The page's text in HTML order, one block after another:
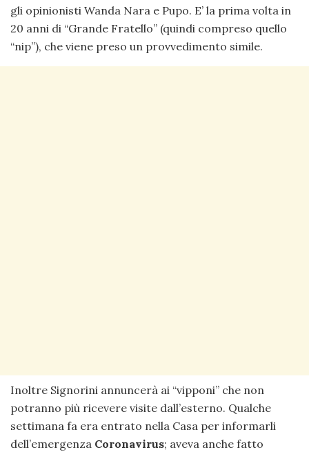
gli opinionisti Wanda Nara e Pupo. E’ la prima volta in
20 anni di “Grande Fratello” (quindi compreso quello
“nip”), che viene preso un provvedimento simile.
Inoltre Signorini annuncerà ai “vipponi” che non
potranno più ricevere visite dall’esterno. Qualche
settimana fa era entrato nella Casa per informarli
dell’emergenza Coronavirus; aveva anche fatto